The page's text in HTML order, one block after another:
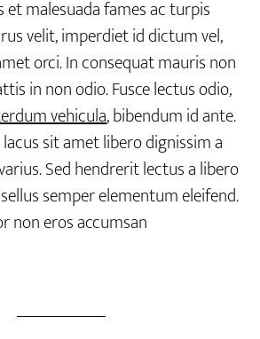
malesuada fames ac turpis
velit, imperdiet id dictum vel,
orci. In consequat mauris non
in non odio. Fusce lectus odio,
vehicula, bibendum id ante.
sit amet libero dignissim a
Sed hendrerit lectus a libero
semper elementum eleifend.
non eros accumsan